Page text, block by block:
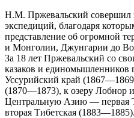
Н.М. Пржевальский совершил
экспедиций, благодаря
представление об огромной
и Монголии, Джунгарии до
За 18 лет Пржевальский со
казаков и единомышленников
Уссурийский край
(1870—1873), к озеру Лобнор
Центральную Азию — первая
вторая Тибетская (1883—1885).